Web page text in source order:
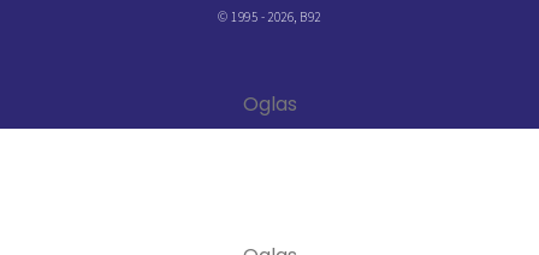
© 1995 - 2026, B92